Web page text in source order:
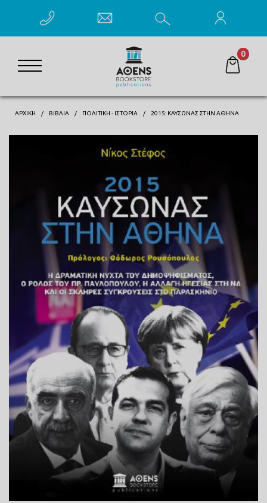
0
ΑΡΧΙΚΗ ΒΙΒΛΊΑ ΠΟΛΙΤΙΚΉ - ΙΣΤΟΡΊΑ 2015: ΚΑΥΣΩΝΑΣ ΣΤΗΝ ΑΘΗΝΑ